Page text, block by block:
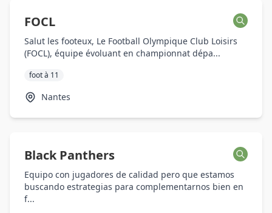
FOCL
Salut les footeux, Le Football Olympique Club Loisirs
(FOCL), équipe évoluant en championnat dépa...
foot à 11
Nantes
Black Panthers
Equipo con jugadores de calidad pero que estamos
buscando estrategias para complementarnos bien en
f...